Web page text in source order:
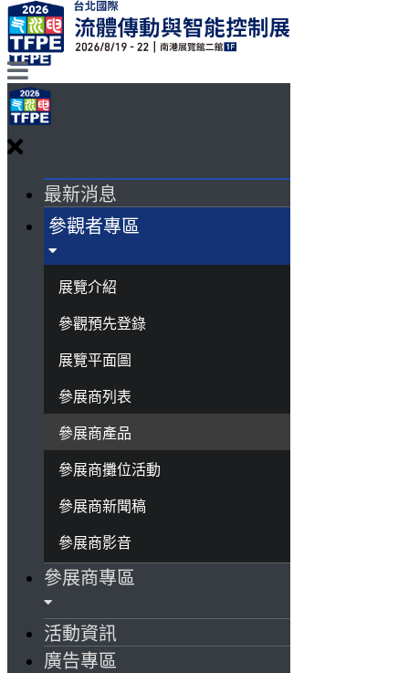
最新消息
參觀者專區
展覽介紹
參觀預先登錄
展覽平面圖
參展商列表
參展商產品
參展商攤位活動
參展商新聞稿
參展商影音
參展商專區
活動資訊
廣告專區